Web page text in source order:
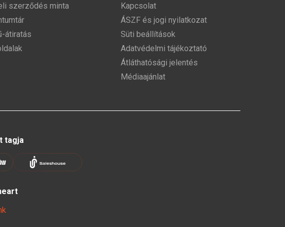
szerződés minta
átiratás
Kapcsolat
ÁSZF és jogi nyilatkozat
Süti beállítások
Adatvédelmi tájékoztató
Átláthatósági jelentés
Médiaajánlat
tagja